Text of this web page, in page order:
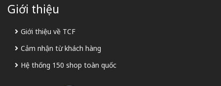
Giới thiệu
Giới thiệu về TCF
Cảm nhận từ khách hàng
Hệ thống 150 shop toàn quốc